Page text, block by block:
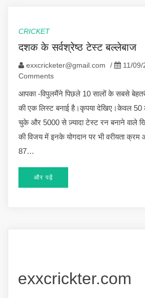
CRICKET
दशक के सर्वश्रेष्ठ टेस्ट बल्लेबाज
exxcricketer@gmail.com / 11/09/
Comments
आपका -विपुलमैंने पिछले 10 सालों के सबसे
की एक लिस्ट बनाई है।कृपया देखिए।केवल
चुके और 5000 से ज़्यादा टेस्ट रन बनाने वाले
की विजय में इनके योगदान पर भी वरीयता क्रम
87…
और पढ़ें
exxcrickter.com